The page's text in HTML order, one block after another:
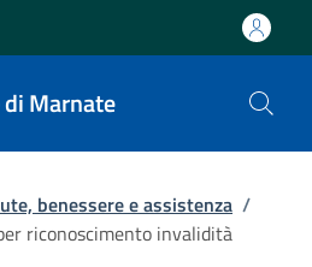
Marnate
benessere e assistenza /
riconoscimento invalidità